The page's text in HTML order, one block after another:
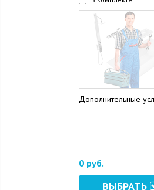
Дополнительные
0 руб.
ВЫБРАТЬ